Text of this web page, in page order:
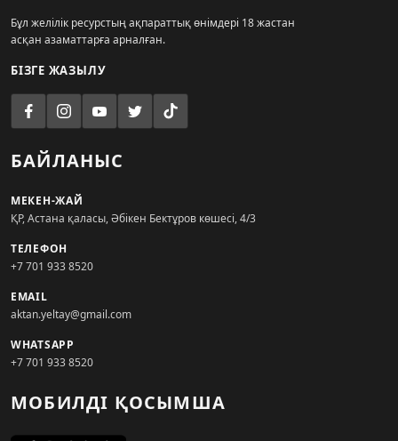
Бұл желілік ресурстың ақпараттық өнімдері 18 жастан
асқан азаматтарға арналған.
БІЗГЕ ЖАЗЫЛУ
БАЙЛАНЫС
МЕКЕН-ЖАЙ
ҚР, Астана қаласы, Әбікен Бектұров көшесі, 4/3
ТЕЛЕФОН
+7 701 933 8520
EMAIL
aktan.yeltay@gmail.com
WHATSAPP
+7 701 933 8520
МОБИЛДІ ҚОСЫМША